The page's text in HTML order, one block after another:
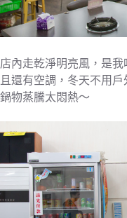
店內走乾淨明亮風，是
且還有空調，冬天不用
鍋物蒸騰太悶熱～